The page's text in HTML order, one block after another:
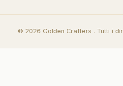
© 2026 Golden Crafters . Tutti i